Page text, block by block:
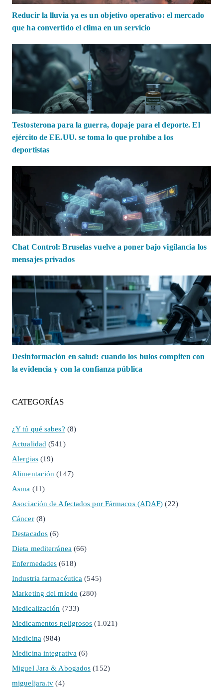
Reducir la lluvia ya es un objetivo operativo: el mercado
que ha convertido el clima en un servicio
Testosterona para la guerra, dopaje para el deporte. El
ejército de EE.UU. se toma lo que prohíbe a los
deportistas
Chat Control: Bruselas vuelve a poner bajo vigilancia los
mensajes privados
Desinformación en salud: cuando los bulos compiten con
la evidencia y con la confianza pública
CATEGORÍAS
¿Y tú qué sabes? (8)
Actualidad (541)
Alergias(19)
Alimentación (147)
Asma (11)
Asociación de Afectados por Fármacos (ADAF) (22)
Cáncer(8)
Destacados (6)
Dieta mediterránea (66)
Enfermedades (618)
Industria farmacéutica (545)
Marketing del miedo (280)
Medicalización (733)
Medicamentos peligrosos (1.021)
Medicina (984)
Medicina integrativa (6)
Miguel Jara & Abogados (152)
migueljara.tv (4)